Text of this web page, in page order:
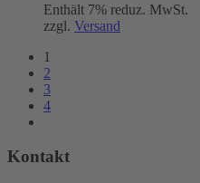
Enthält 7% reduz. MwSt.
zzgl. Versand
1
2
3
4
Kontakt